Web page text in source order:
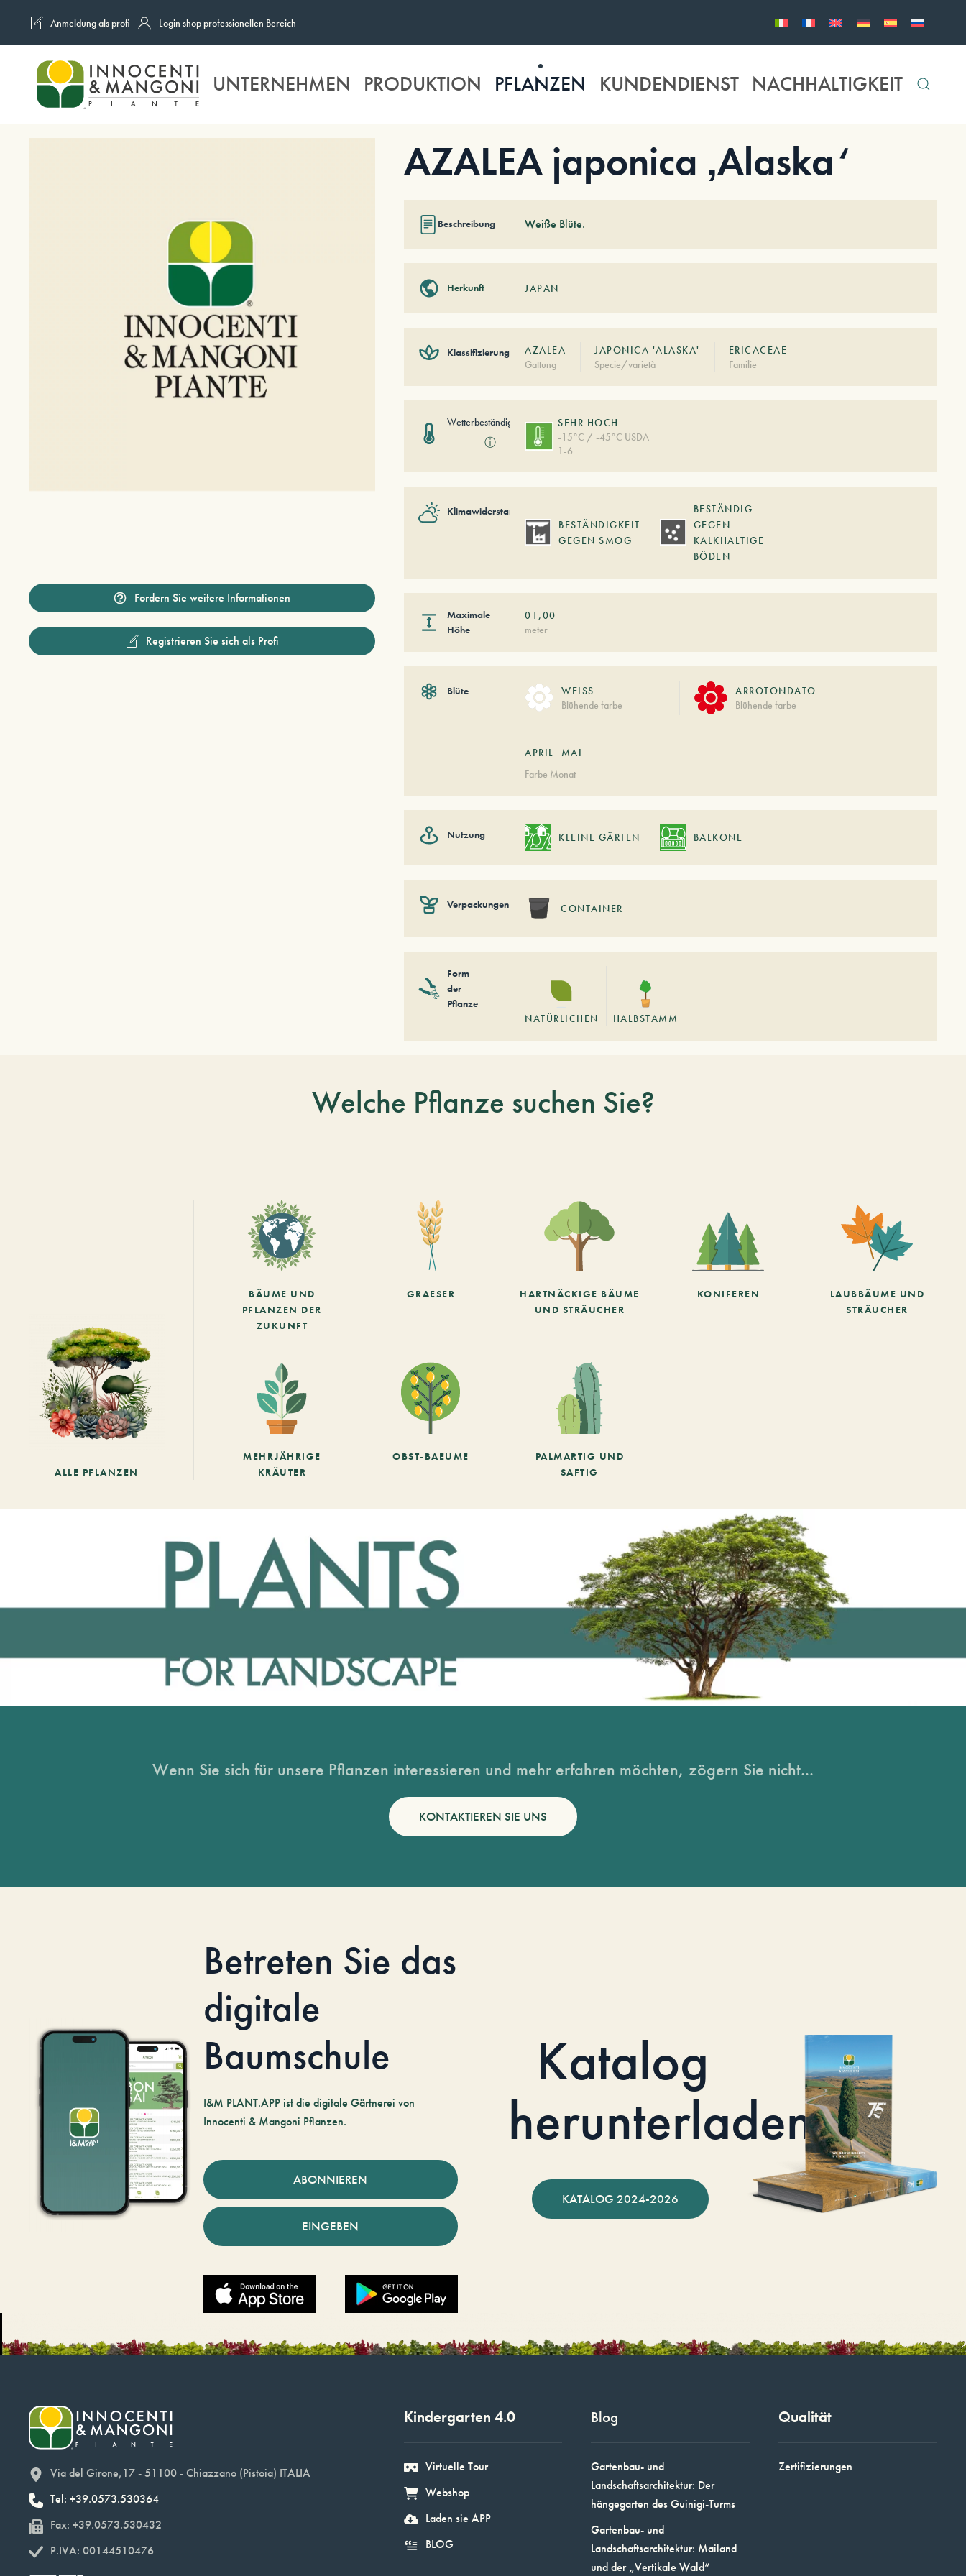
Skip to main content
Anmeldung als profi Login shop professionellen Bereich
UNTERNEHMEN PRODUKTION PFLANZEN KUNDENDIENST NACHHALTIGKEIT
Fordern Sie weitere Informationen
Registrieren Sie sich als Profi
AZALEA japonica ‚Alaska‘
Beschreibung Weiße Blüte.
Herkunft JAPAN
Klassifizierung
AZALEA
Gattung
JAPONICA 'ALASKA'
Specie/varietà
ERICACEAE
Familie
Wetterbeständigkeit
ⓘ
SEHR HOCH
-15°C / -45°C USDA
1-6
Klimawiderstand
BESTÄNDIGKEIT
GEGEN SMOG
BESTÄNDIG
GEGEN
KALKHALTIGE
BÖDEN
Maximale
Höhe
01,00
meter
Blüte
WEISS
Blühende farbe
ARROTONDATO
Blühende farbe
APRIL
MAI
Farbe Monat
Nutzung KLEINE GÄRTEN BALKONE
Verpackungen CONTAINER
Form
der
Pflanze
NATÜRLICHEN
HALBSTAMM
Welche Pflanze suchen Sie?
ALLE PFLANZEN
BÄUME UND
PFLANZEN DER
ZUKUNFT
GRAESER
HARTNÄCKIGE BÄUME
UND STRÄUCHER
KONIFEREN
LAUBBÄUME UND
STRÄUCHER
MEHRJÄHRIGE
KRÄUTER
OBST-BAEUME
PALMARTIG UND
SAFTIG
Wenn Sie sich für unsere Pflanzen interessieren und mehr erfahren möchten, zögern Sie nicht...
KONTAKTIEREN SIE UNS
Betreten Sie das
digitale
Baumschule
I&M PLANT.APP ist die digitale Gärtnerei von
Innocenti & Mangoni Pflanzen.
ABONNIEREN
EINGEBEN
Katalog
herunterladen
KATALOG 2024-2026
Via del Girone,17 - 51100 - Chiazzano (Pistoia) ITALIA
Tel: +39.0573.530364
Fax: +39.0573.530432
P.IVA: 00144510476
Kindergarten 4.0
Virtuelle Tour
Webshop
Laden sie APP
BLOG
Blog
Gartenbau- und
Landschaftsarchitektur: Der
hängegarten des Guinigi-Turms
Gartenbau- und
Landschaftsarchitektur: Mailand
und der „Vertikale Wald“
Qualität
Zertifizierungen